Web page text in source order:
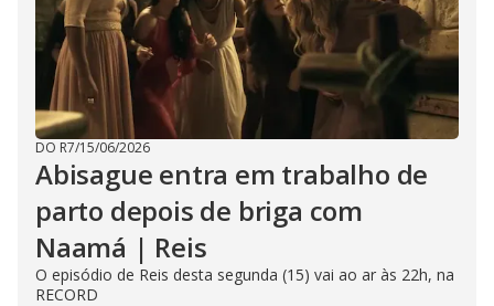
DO R7/15/06/2026
Abisague entra em trabalho de
parto depois de briga com
Naamá | Reis
O episódio de Reis desta segunda (15) vai ao ar às 22h, na
RECORD